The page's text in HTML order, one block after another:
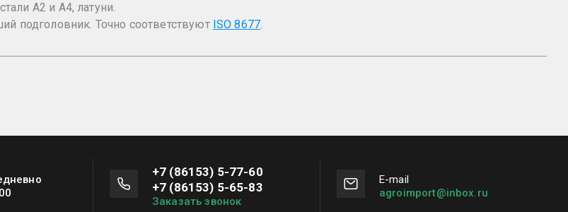
А2 и А4, латуни.
подголовник. Точно соответствуют ISO 8677.
+7 (86153) 5-77-60
+7 (86153) 5-65-83
Заказать звонок
Е-mail
agroimport@inbox.ru